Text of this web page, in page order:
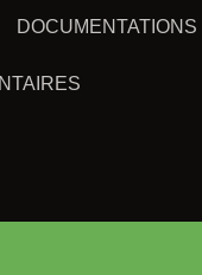
DOCUMENTATIONS